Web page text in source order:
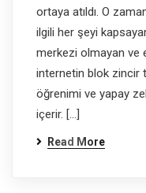
ortaya atıldı. O
ilgili her şeyi
merkezi olmayan ve
internetin blok zincir
öğrenimi ve yapay
içerir. […]
Read More